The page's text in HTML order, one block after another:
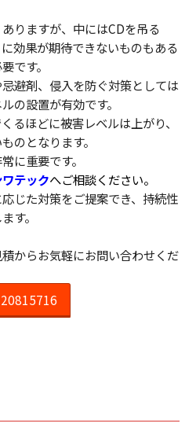
りますが、中にはCDを吊る
効果が期待できないものもある
です。
避剤、侵入を防ぐ対策としては
の設置が有効です。
るほどに被害レベルは上がり、
のとなります。
に重要です。
テックへご相談ください。
じた対策をご提案でき、持続性
す。
からお気軽にお問い合わせくだ